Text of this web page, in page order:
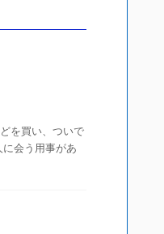
を買い、ついで
会う用事があ